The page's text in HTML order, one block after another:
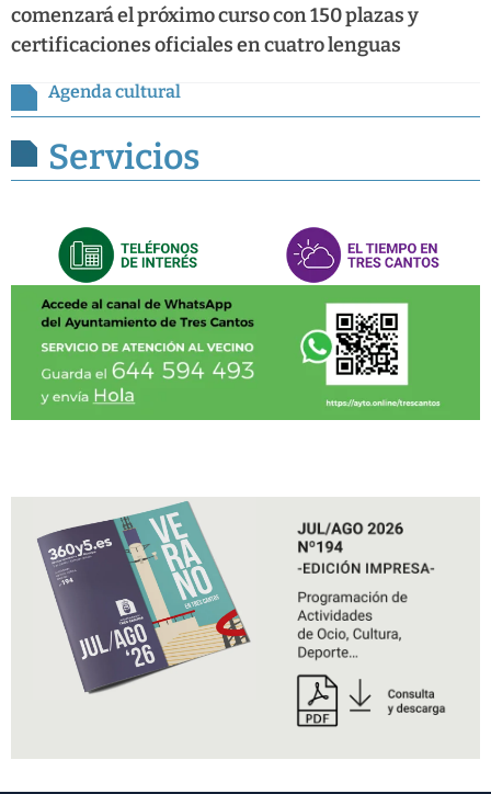
comenzará el próximo curso con 150 plazas y
certificaciones oficiales en cuatro lenguas
Agenda cultural
Servicios